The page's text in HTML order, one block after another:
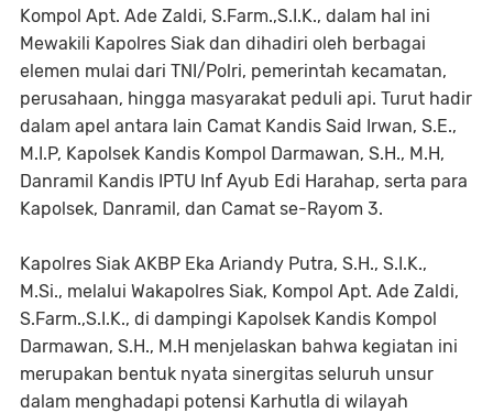
Kompol Apt. Ade Zaldi, S.Farm.,S.I.K., dalam hal ini
Mewakili Kapolres Siak dan dihadiri oleh berbagai
elemen mulai dari TNI/Polri, pemerintah kecamatan,
perusahaan, hingga masyarakat peduli api. Turut hadir
dalam apel antara lain Camat Kandis Said Irwan, S.E.,
M.I.P, Kapolsek Kandis Kompol Darmawan, S.H., M.H,
Danramil Kandis IPTU Inf Ayub Edi Harahap, serta para
Kapolsek, Danramil, dan Camat se-Rayom 3.
Kapolres Siak AKBP Eka Ariandy Putra, S.H., S.I.K.,
M.Si., melalui Wakapolres Siak, Kompol Apt. Ade Zaldi,
S.Farm.,S.I.K., di dampingi Kapolsek Kandis Kompol
Darmawan, S.H., M.H menjelaskan bahwa kegiatan ini
merupakan bentuk nyata sinergitas seluruh unsur
dalam menghadapi potensi Karhutla di wilayah